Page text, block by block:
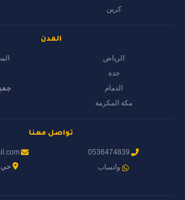
كرين
المدن
الرياض
جدة
الدمام
مكة المكرمة
تواصل معنا
0536474839
واتساب
حي